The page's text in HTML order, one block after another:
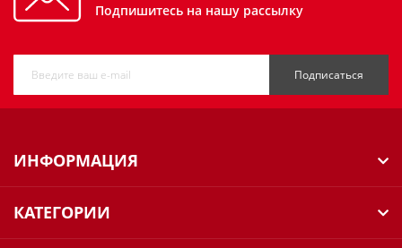
Подпишитесь на нашу рассылку
Подписаться
ИНФОРМАЦИЯ
КАТЕГОРИИ